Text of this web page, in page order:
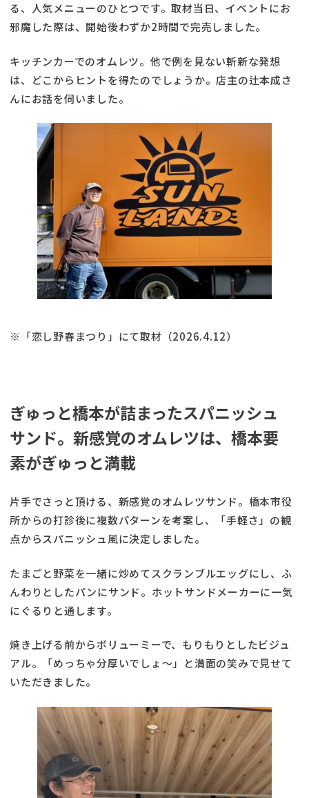
る、人気メニューのひとつです。取材当日、イベントにお
邪魔した際は、開始後わずか2時間で完売しました。
キッチンカーでのオムレツ。他で例を見ない斬新な発想
は、どこからヒントを得たのでしょうか。店主の辻本成さ
んにお話を伺いました。
※「恋し野春まつり」にて取材（2026.4.12）
ぎゅっと橋本が詰まったスパニッシュ
サンド。新感覚のオムレツは、橋本要
素がぎゅっと満載
片手でさっと頂ける、新感覚のオムレツサンド。橋本市役
所からの打診後に複数パターンを考案し、「手軽さ」の観
点からスパニッシュ風に決定しました。
たまごと野菜を一緒に炒めてスクランブルエッグにし、ふ
んわりとしたパンにサンド。ホットサンドメーカーに一気
にぐるりと通します。
焼き上げる前からボリューミーで、もりもりとしたビジュ
アル。「めっちゃ分厚いでしょ～」と満面の笑みで見せて
いただきました。